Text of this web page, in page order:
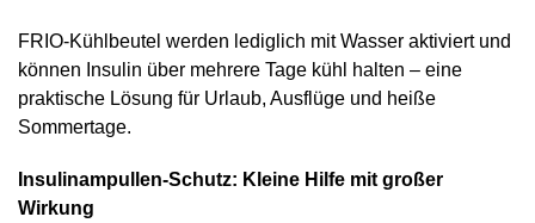
FRIO-Kühlbeutel werden lediglich mit Wasser aktiviert und
können Insulin über mehrere Tage kühl halten – eine
praktische Lösung für Urlaub, Ausflüge und heiße
Sommertage.
Insulinampullen-Schutz: Kleine Hilfe mit großer
Wirkung